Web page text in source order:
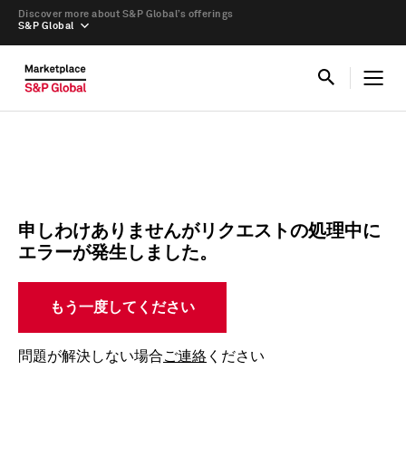
S&P Global
Discover more about S&P Global’s offerings
申しわけありませんがリクエストの処理中に
エラーが発生しました。
もう一度してください
問題が解決しない場合ご連絡 ください